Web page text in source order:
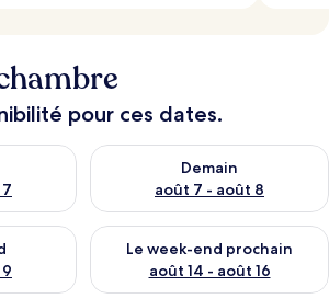
pour ces dates.
pour ce soir août 6 - août 7
Demain
août 7 - août 8
Vérifier la disponibilité pour
pour ce week-end août 7 - août 9
Le week-end prochain
août 14 - août 16
Vérifier la disponibilité pour